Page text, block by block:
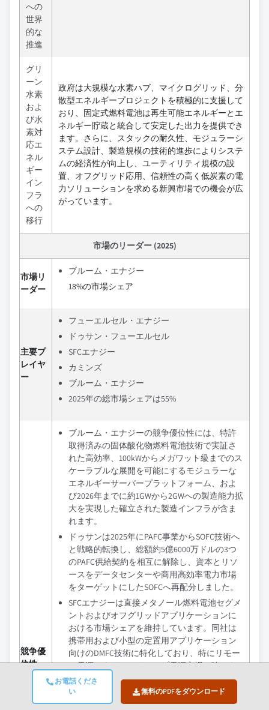
お電話くださ
い
無料のPDFをダウンロード
への
世界
的な
推進
グリ
ーン
水素
およ
び水
素対
応エ
ネル
ギー
イン
フラ
への
移行
政府は大規模な水素ハブ、マイクログリッド、分
散型エネルギープロジェクトを積極的に支援して
おり、固定式燃料電池は再生可能エネルギーとエ
ネルギー貯蔵と統合して安定した出力を提供でき
ます。さらに、スタックの耐久性、モジュラーシ
ステム設計、製造規模の技術的進歩によりシステ
ムの経済性が向上し、ユーティリティ規模の設
置、オフグリッド応用、信頼性の高く低炭素の電
力ソリューションを求める新興市場での機会が広
がっています。
市場のリーダー (2025)
市場リ
ーダー
ブルーム・エナジー
18%の市場シェア
主要プ
レイヤ
ー
フューエルセル・エナジー
ドゥサン・フューエルセル
SFCエナジー
カミンズ
ブルーム・エナジー
2025年の総市場シェアは55%
競争優
位性
ブルーム・エナジーの競争優位性には、特許
取得済みの固体酸化物燃料電池技術で実証さ
れた高効率、100kWからメガワット級までのス
ケーラブルな展開を可能にするモジュラーな
エネルギーサーバープラットフォーム、およ
び2026年までに約1GWから2GWへの製造能力拡
大を実現した確立された製造インフラが含ま
れます。
ドゥサンは2025年にPAFC事業からSOFC技術へ
と戦略的転換し、総額約5億6000万ドルの3つ
のPAFC供給契約を相互に解除し、資本とリソ
ースをデータセンターや商用高効率電力市場
をターゲットにしたSOFCへ再配分しました。
SFCエナジーは直接メタノール燃料電池セグメ
ントおよびオフグリッドアプリケーションに
おける市場シェアを維持しています。同社は
携帯用および小型の定置用アプリケーション
向けのDMFC技術に特化しており、特にリモー
ト電源およびバックアップ電源市場で強みを
持っています。
プラグパワーは、資材取り扱い装置および定
置電源市場の両方で存在感を持つ水素燃料電